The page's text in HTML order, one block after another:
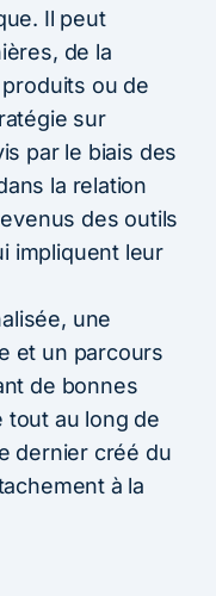
Il peut
de la
ou de
sur
par le biais des
la relation
des outils
impliquent leur
une
et un parcours
de bonnes
tout au long de
dernier créé du
à la